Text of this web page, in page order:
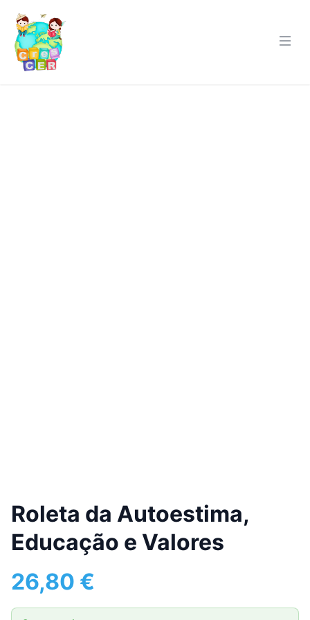
Roleta da Autoestima,
Educação e Valores
26,80 €